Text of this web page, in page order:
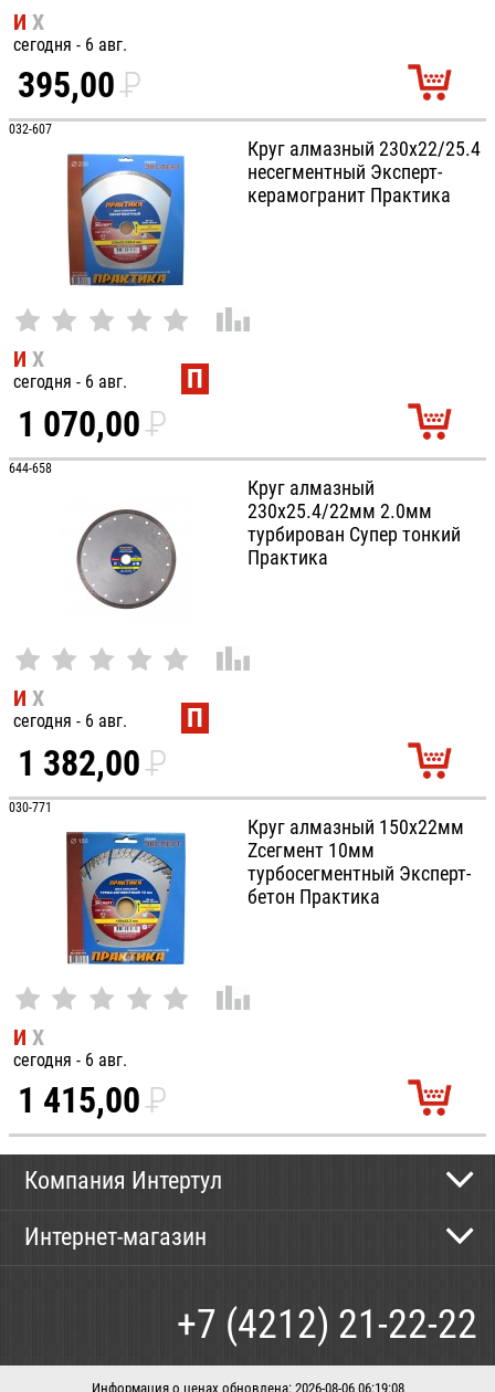
И Х
сегодня - 6 авг.
395,00P
УБ.
032-607
Круг алмазный 230х22/25.4
несегментный Эксперт-
керамогранит Практика
И Х
сегодня - 6 авг. П
1 070,00P
УБ.
644-658
Круг алмазный
230х25.4/22мм 2.0мм
турбирован Супер тонкий
Практика
И Х
сегодня - 6 авг. П
1 382,00P
УБ.
030-771
Круг алмазный 150х22мм
Zсегмент 10мм
турбосегментный Эксперт-
бетон Практика
И Х
сегодня - 6 авг.
1 415,00P
УБ.
Компания Интертул
Новости
Интернет-магазин
+7 (4212) 21-22-22
Информация о ценах обновлена: 2026-08-06 06:19:08